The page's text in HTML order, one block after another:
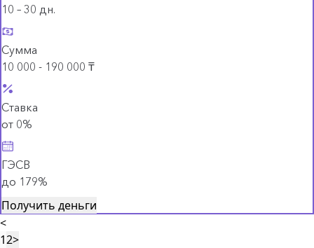
10 – 30 дн.
Сумма
10 000 - 190 000 ₸
Ставка
от 0%
ГЭСВ
до 179%
Получить деньги
<
12>